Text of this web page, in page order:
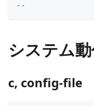
--
システム
c, config-file